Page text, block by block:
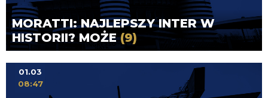
MORATTI: NAJLEPSZY INTER W
HISTORII? MOŻE(9)
01.03
08:47